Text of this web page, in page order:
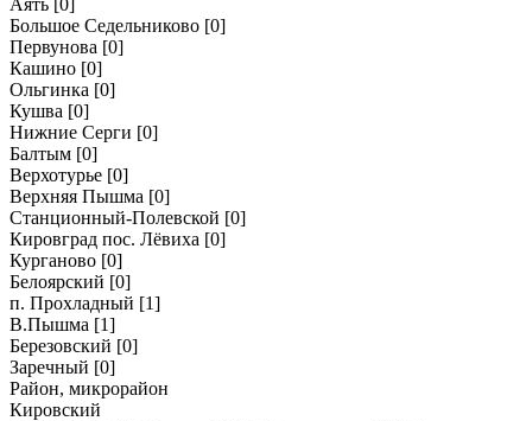
Аять [0]
Большое Седельниково [0]
Первунова [0]
Кашино [0]
Ольгинка [0]
Кушва [0]
Нижние Серги [0]
Балтым [0]
Верхотурье [0]
Верхняя Пышма [0]
Станционный-Полевской [0]
Кировград пос. Лёвиха [0]
Курганово [0]
Белоярский [0]
п. Прохладный [1]
В.Пышма [1]
Березовский [0]
Заречный [0]
Район, микрорайон
Кировский